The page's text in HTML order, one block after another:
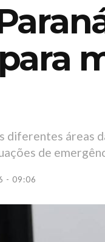
diferentes áreas
de
- 09:06